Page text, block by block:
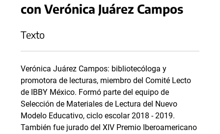
con Verónica Juárez Campos
Texto
Verónica Juárez Campos: bibliotecóloga y
promotora de lecturas, miembro del Comité Lecto
de IBBY México. Formó parte del equipo de
Selección de Materiales de Lectura del Nuevo
Modelo Educativo, ciclo escolar 2018 - 2019.
También fue jurado del XIV Premio Iberoamericano